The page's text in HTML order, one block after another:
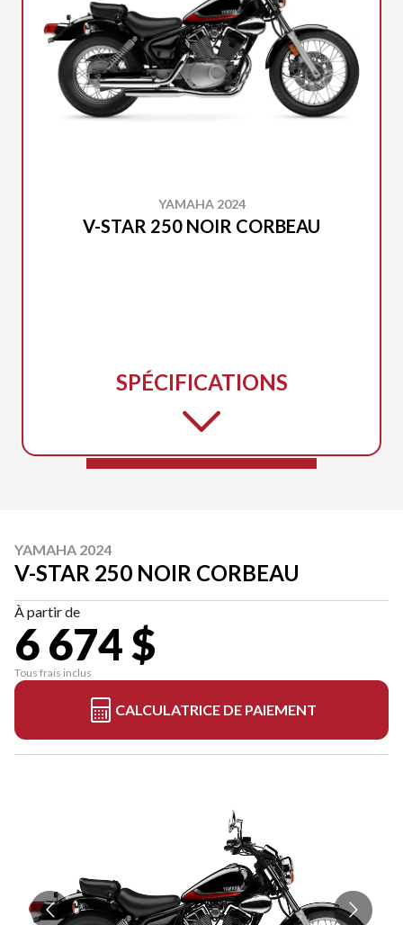
YAMAHA 2024
V-STAR 250 NOIR CORBEAU
SPÉCIFICATIONS
YAMAHA 2024
V-STAR 250 NOIR CORBEAU
À partir de
6 674 $
Tous frais inclus
CALCULATRICE DE PAIEMENT